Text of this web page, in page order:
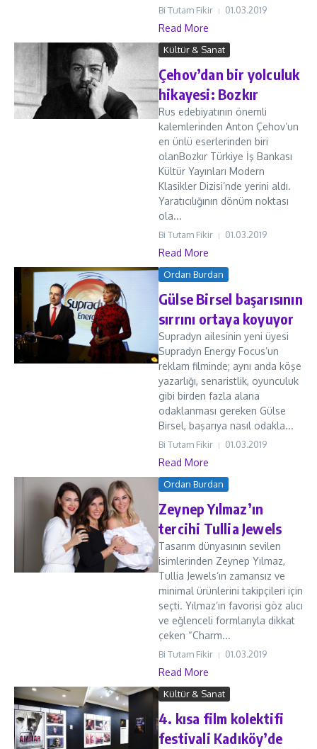
Bi Tutam Fikir 01.03.2019
Read More
Kültür & Sanat
Çehov’dan bir yolculuk
hikayesi: Bozkır
Rus edebiyatının önemli
kalemlerinden Anton Çehov’un
en ünlü eserlerinden biri
olanBozkır Türkiye İş Bankası
Kültür Yayınları Modern
Klasikler Dizisi’nde yerini aldı.
Yaratıcılığının dönüm noktası
ola...
Bi Tutam Fikir 01.03.2019
Read More
Ordan Burdan
Gülse Birsel başarısının
sırrını ortaya koyuyor
Supradyn ailesinin yeni üyesi
Supradyn Energy Focus’un
reklam filminde; aynı anda köşe
yazarlığı, senaristlik, oyunculuk
gibi birden fazla alana
odaklanması gereken Gülse
Birsel, başarıya nasıl odakla...
Bi Tutam Fikir 01.03.2019
Read More
Ordan Burdan
Zeynep Yılmaz’ın
tercihi Tullia Jewels
Tasarım dünyasının sevilen
isimlerinden Zeynep Yılmaz,
Tullia Jewels’ın zamansız ve
minimal ürünlerini takipçileri için
seçti. Yılmaz’ın favorisi göz alıcı
ve eğlenceli formlarıyla dikkat
çeken “Charm...
Bi Tutam Fikir 01.03.2019
Read More
Kültür & Sanat
4. kısa film kolektifi
festivali Kadıköy’de